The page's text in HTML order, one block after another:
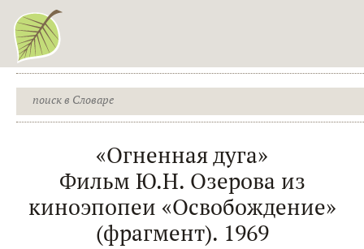
«Огненная дуга»
Фильм Ю.Н. Озерова из
киноэпопеи «Освобождение»
(фрагмент). 1969